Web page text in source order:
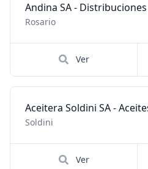
Andina SA - Distribuciones
Rosario
Ver
Aceitera Soldini SA -
Soldini
Ver